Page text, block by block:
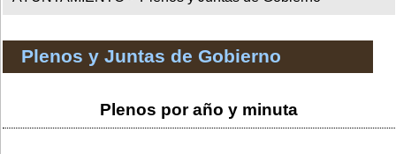
Plenos y Juntas de Gobierno
Plenos por año y minuta